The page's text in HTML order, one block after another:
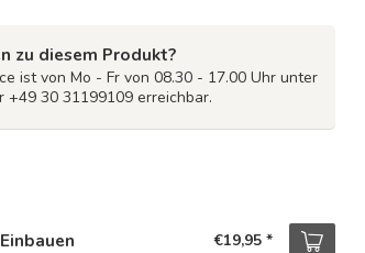
zu diesem Produkt?
ist von Mo - Fr von 08.30 - 17.00 Uhr unter
+49 30 31199109 erreichbar.
€19,95 *